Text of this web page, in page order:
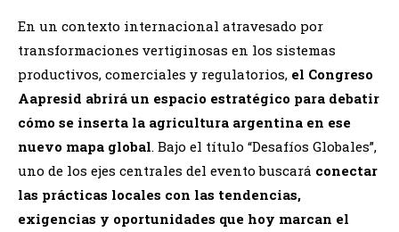
En un contexto internacional atravesado por
transformaciones vertiginosas en los sistemas
productivos, comerciales y regulatorios, el Congreso
Aapresid abrirá un espacio estratégico para debatir
cómo se inserta la agricultura argentina en ese
nuevo mapa global. Bajo el título “Desafíos Globales”,
uno de los ejes centrales del evento buscará conectar
las prácticas locales con las tendencias,
exigencias y oportunidades que hoy marcan el